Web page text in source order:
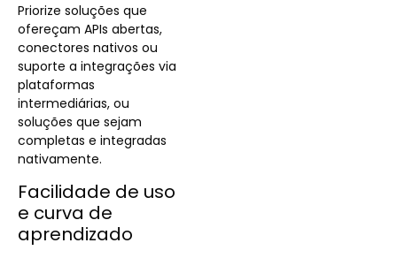
Priorize soluções que
ofereçam APIs abertas,
conectores nativos ou
suporte a integrações via
plataformas
intermediárias, ou
soluções que sejam
completas e integradas
nativamente.
Facilidade de uso
e curva de
aprendizado